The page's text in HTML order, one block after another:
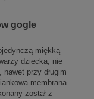
gogle
miękką
dziecka, nie
przy długim
membrana.
został z